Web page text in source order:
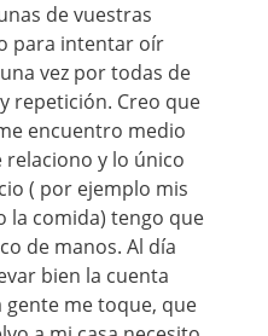
de vuestras
para intentar oír
vez por todas de
repetición. Creo que
encuentro medio
relaciono y lo único
( por ejemplo mis
la comida) tengo que
de manos. Al día
bien la cuenta
gente me toque, que